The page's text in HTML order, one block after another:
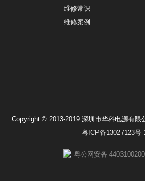
维修常识
维修案例
Copyright © 2013-2019 深圳市华科电源有限
粤ICP备13027123号-
粤公网安备